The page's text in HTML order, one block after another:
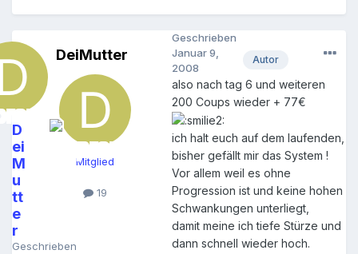
D
ei
M
u
tt
e
r
Geschrieben
DeiMutter
Mitglied
19
Autor
Geschrieben
Januar 9,
2008
also nach tag 6 und weiteren
200 Coups wieder + 77€
ich halt euch auf dem laufenden,
bisher gefällt mir das System !
Vor allem weil es ohne
Progression ist und keine hohen
Schwankungen unterliegt,
damit meine ich tiefe Stürze und
dann schnell wieder hoch.